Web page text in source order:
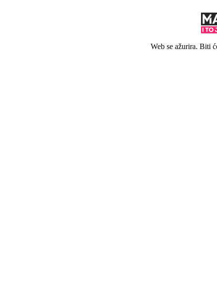
Web se ažurira. Biti